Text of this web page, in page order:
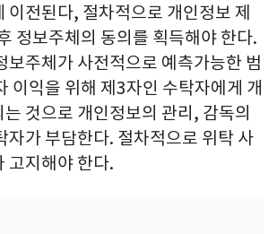
이전된다, 절차적으로 개인정보 제
정보주체의 동의를 획득해야 한다.
보주체가 사전적으로 예측가능한 범
이익을 위해 제3자인 수탁자에게 개
것으로 개인정보의 관리, 감독의
자가 부담한다. 절차적으로 위탁 사
고지해야 한다.